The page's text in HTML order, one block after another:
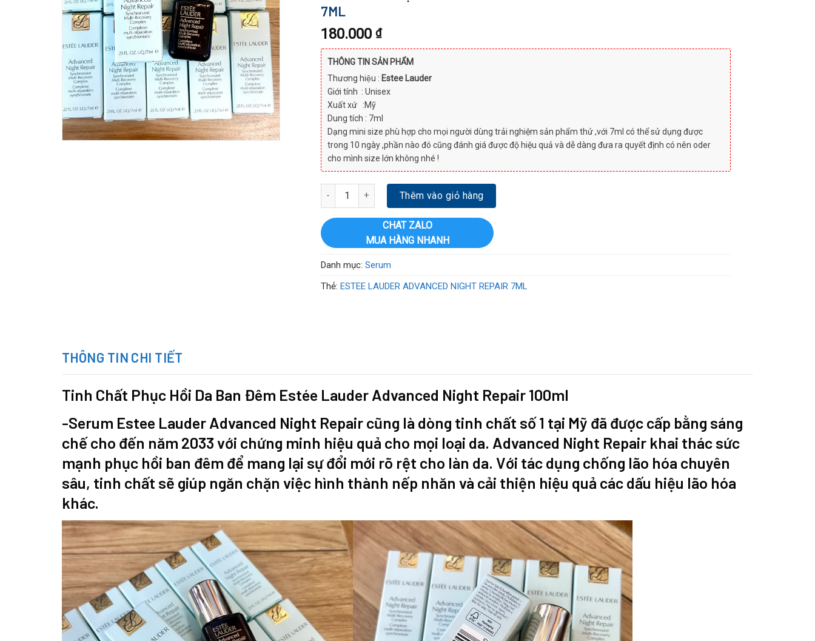
7ML
180.000₫
THÔNG TIN SẢN PHẨM
Thương hiệu : Estee Lauder
Giới tính : Unisex
Xuất xứ :Mỹ
Dung tích : 7ml
Dạng mini size phù hợp cho mọi người dùng trải nghiệm sản phẩm thử ,với 7ml có thể sử dụng được
trong 10 ngày ,phần nào đó cũng đánh giá được độ hiệu quả và dễ dàng đưa ra quyết định có nên oder
cho mình size lớn không nhé !
TINH CHẤT PHỤC HỒI DA ESTEE LAUDER ADVANCED NIGHT REPAIR 7ML số lượng
Thêm vào giỏ hàng
CHAT ZALO
MUA HÀNG NHANH
Danh mục:Serum
Thẻ:ESTEE LAUDER ADVANCED NIGHT REPAIR 7ML
THÔNG TIN CHI TIẾT
Tinh Chất Phục Hồi Da Ban Đêm Estée Lauder Advanced Night Repair 100ml
-Serum Estee Lauder Advanced Night Repaircũng là dòng tinh chất số 1 tại Mỹ đã được cấp bằng sáng
chế cho đến năm 2033 với chứng minh hiệu quả cho mọi loại da. Advanced Night Repair khai thác sức
mạnh phục hồi ban đêm để mang lại sự đổi mới rõ rệt cho làn da. Với tác dụng chống lão hóa chuyên
sâu, tinh chất sẽ giúp ngăn chặn việc hình thành nếp nhăn và cải thiện hiệu quả các dấu hiệu lão hóa
khác.